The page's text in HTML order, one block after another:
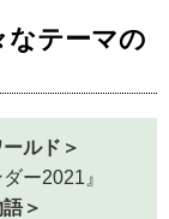
上の旅など多
のボロブドゥ
をご紹介。ツ
も簡単。
なテーマの
ルド＞
ー2021』
＞